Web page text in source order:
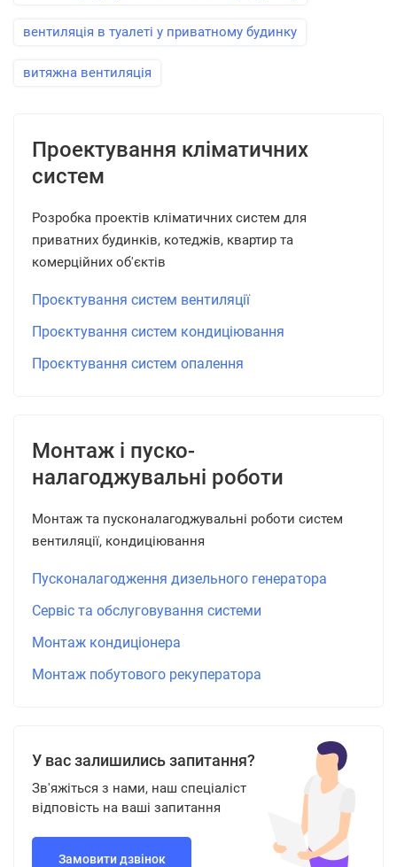
вентиляція в туалеті у приватному будинку
витяжна вентиляція
Проектування кліматичних
систем
Розробка проектів кліматичних систем для
приватних будинків, котеджів, квартир та
комерційних об'єктів
Проєктування систем вентиляції
Проєктування систем кондиціювання
Проєктування систем опалення
Монтаж і пуско-
налагоджувальні роботи
Монтаж та пусконалагоджувальні роботи систем
вентиляції, кондиціювання
Пусконалагодження дизельного генератора
Сервіс та обслуговування системи
Монтаж кондиціонера
Монтаж побутового рекуператора
У вас залишились запитання?
Зв'яжіться з нами, наш спеціаліст
відповість на ваші запитання
Замовити дзвінок